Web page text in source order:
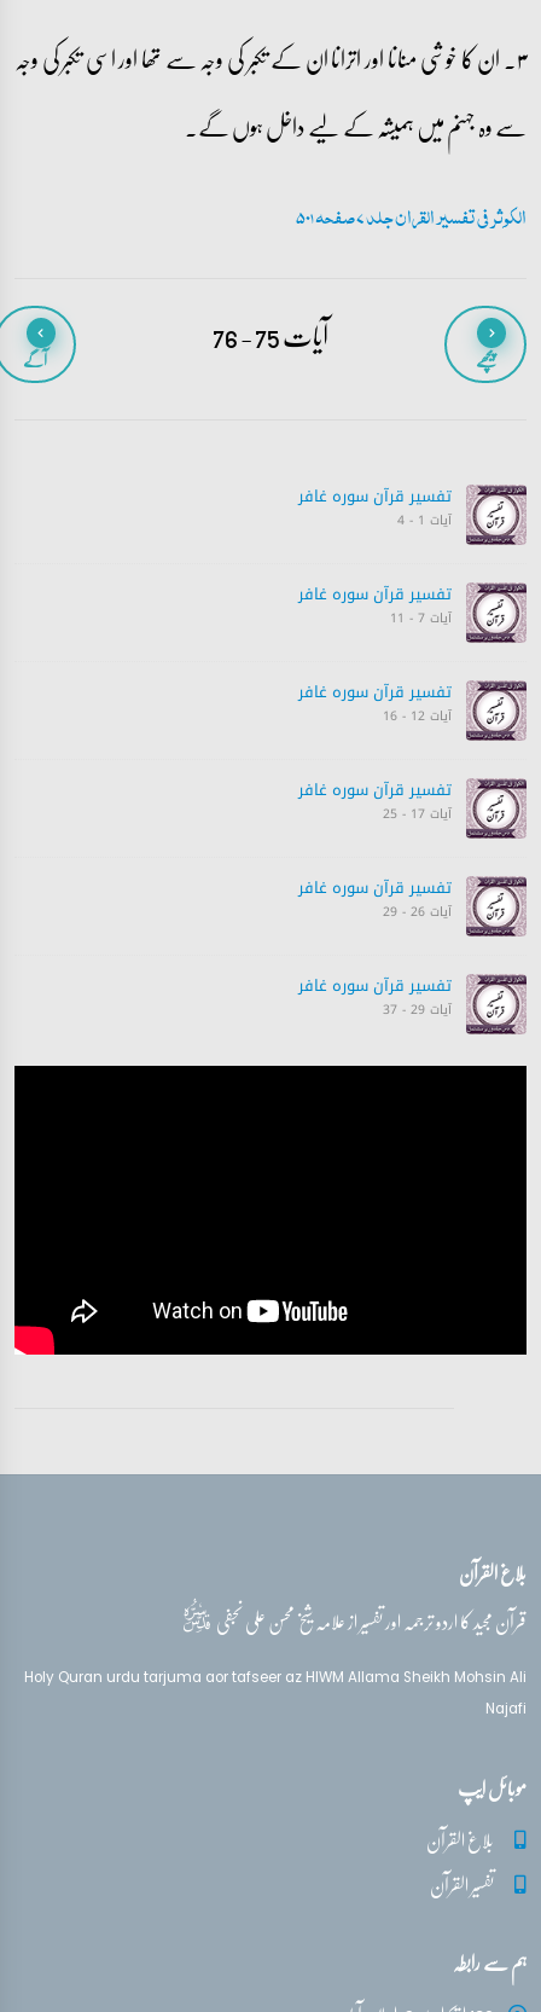
۳۔ ان کا خوشی منانا اور اترانا ان کے تکبر کی وجہ سے تھا اور اسی تکبر کی وجہ
سے وہ جہنم میں ہمیشہ کے لیے داخل ہوں گے۔
الکوثر فی تفسیر القران جلد 7 صفحہ 501
پیچھے آیات 75 - 76 آگے
تفسیر قرآن سورہ ‎غافر‎
آیات 1 - 4
تفسیر قرآن سورہ ‎غافر‎
آیات 7 - 11
تفسیر قرآن سورہ ‎غافر‎
آیات 12 - 16
تفسیر قرآن سورہ ‎غافر‎
آیات 17 - 25
تفسیر قرآن سورہ ‎غافر‎
آیات 26 - 29
تفسیر قرآن سورہ ‎غافر‎
آیات 29 - 37
تفسیر قرآن سورہ ‎غافر‎
تفسیر قرآن سورہ ‎غافر‎
بلاغ القرآن
قرآن مجید کا اردو ترجمہ اور تفسیر از علامہ شیخ محسن علی نجفیقدس‌سره
Holy Quran urdu tarjuma aor tafseer az HIWM Allama Sheikh Mohsin Ali
Najafi
موبائل ایپ
بلاغ القرآن
تفسیر القرآن
ہم سے رابطہ